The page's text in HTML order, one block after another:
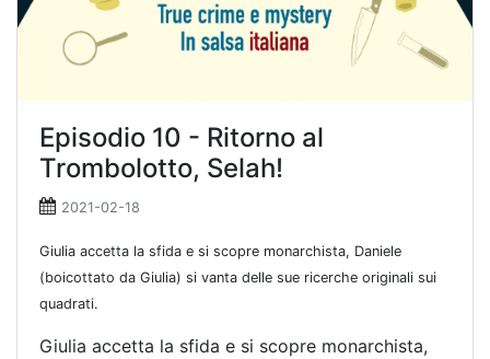
Episodio 10 - Ritorno al
Trombolotto, Selah!
2021-02-18
Giulia accetta la sfida e si scopre monarchista, Daniele
(boicottato da Giulia) si vanta delle sue ricerche originali sui
quadrati.
Giulia accetta la sfida e si scopre monarchista,